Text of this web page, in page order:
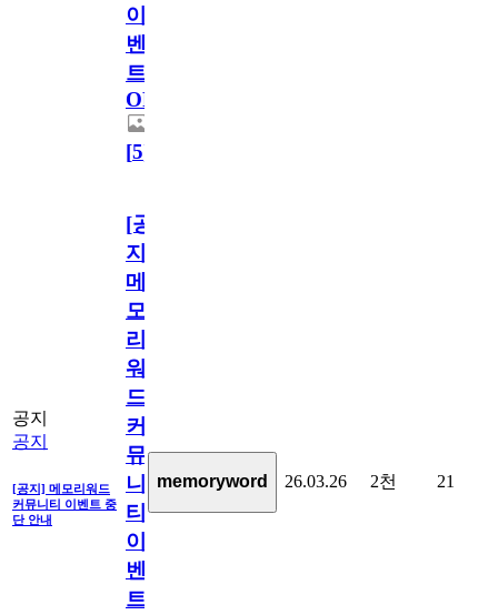
이
벤
트
OPEN!
[5]
공지
공지
[공지] 메모리워드
커뮤니티 이벤트 중
단 안내
[공
지]
메
모
리
워
드
커
뮤
니
티
이
벤
트
memoryword 26.03.26 2천 21